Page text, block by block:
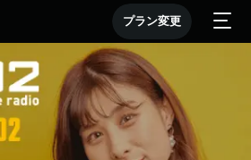
プラン変更